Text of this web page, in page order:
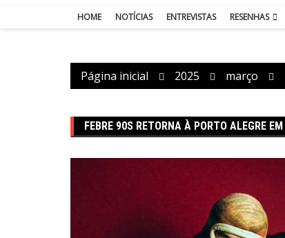
HOME NOTÍCIAS ENTREVISTAS RESENHAS
Página inicial 2025 março
FEBRE 90S RETORNA À PORTO ALEGRE